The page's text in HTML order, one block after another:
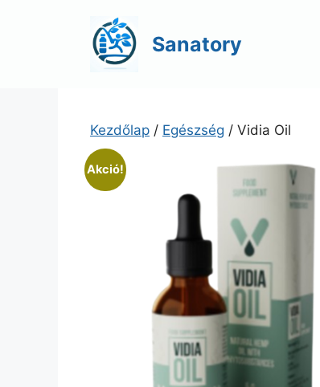
Sanatory
Kezdőlap / Egészség / Vidia Oil
Akció!